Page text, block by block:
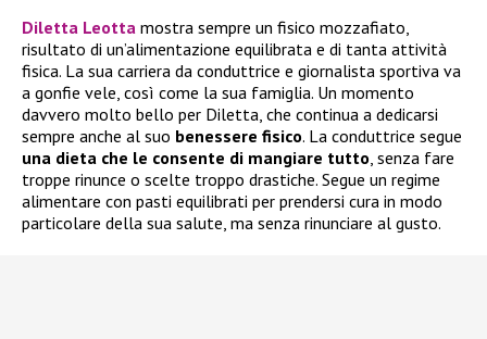
Diletta Leotta mostra sempre un fisico mozzafiato,
risultato di un’alimentazione equilibrata e di tanta attività
fisica. La sua carriera da conduttrice e giornalista sportiva va
a gonfie vele, così come la sua famiglia. Un momento
davvero molto bello per Diletta, che continua a dedicarsi
sempre anche al suo benessere fisico. La conduttrice segue
una dieta che le consente di mangiare tutto , senza fare
troppe rinunce o scelte troppo drastiche. Segue un regime
alimentare con pasti equilibrati per prendersi cura in modo
particolare della sua salute, ma senza rinunciare al gusto.